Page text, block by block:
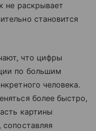
не раскрывает
становится
что цифры
по большим
человека.
более быстро,
картины
сопоставляя